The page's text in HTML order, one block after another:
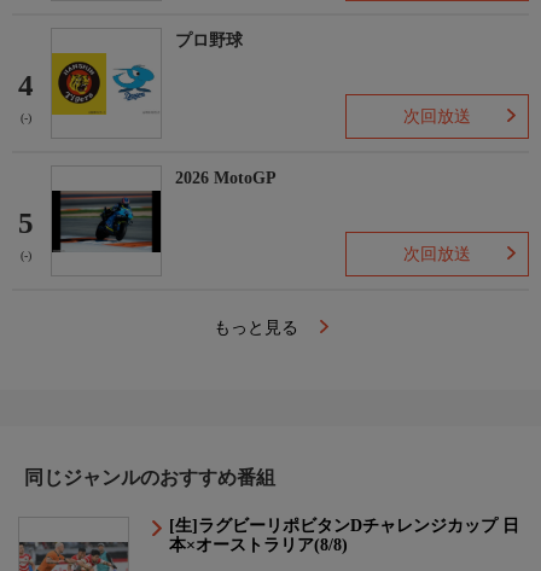
4
(-)
プロ野球
次回放送
5
(-)
2026 MotoGP
次回放送
もっと見る
同じジャンルのおすすめ番組
[生]ラグビーリポビタンDチャレンジカップ 日
本×オーストラリア(8/8)